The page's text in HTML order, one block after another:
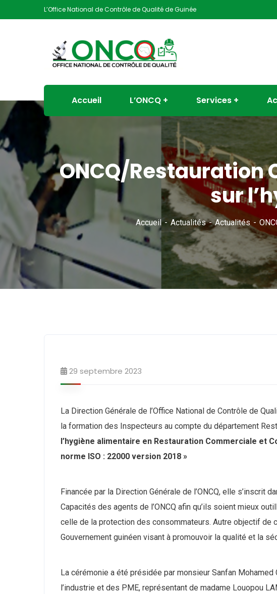
L’Office National de Contrôle de Qualité de Guinée
Accueil L’ONCQ Services
ONCQ/Restauration
sur
Accueil Actualités Actualités
29 septembre 2023
La Direction Générale de l’Office National de Contrôle de
la formation des Inspecteurs au compte du département
l’hygiène alimentaire en Restauration Commerciale et
norme ISO : 22000 version 2018 »
Financée par la Direction Générale de l’ONCQ, elle s’inscrit
Capacités des agents de l’ONCQ afin qu’ils soient mieux
celle de la protection des consommateurs. Autre objectif
Gouvernement guinéen visant à promouvoir la qualité et la
La cérémonie a été présidée par monsieur Sanfan
l’industrie et des PME, représentant de madame Louopou